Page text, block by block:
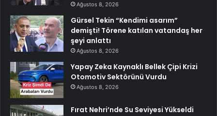
Ağustos 8, 2026
Gürsel Tekin “Kendimi asarım”
demişti! Törene katılan vatandaş her
şeyi anlattı
Ağustos 8, 2026
Yapay Zeka Kaynaklı Bellek Çipi Krizi
Otomotiv Sektörünü Vurdu
Ağustos 8, 2026
Fırat Nehri’nde Su Seviyesi Yükseldi